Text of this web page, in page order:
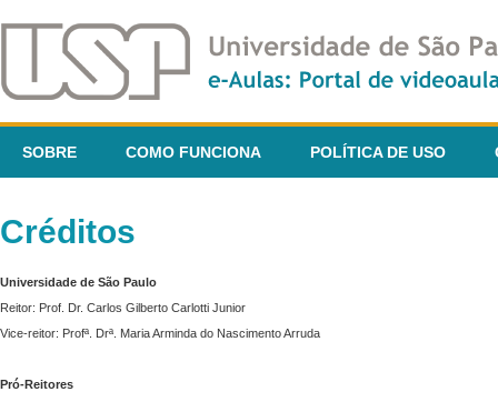
SOBRE COMO FUNCIONA POLÍTICA DE USO
Créditos
Universidade de São Paulo
Reitor: Prof. Dr. Carlos Gilberto Carlotti Junior
Vice-reitor: Profª. Drª. Maria Arminda do Nascimento Arruda
Pró-Reitores